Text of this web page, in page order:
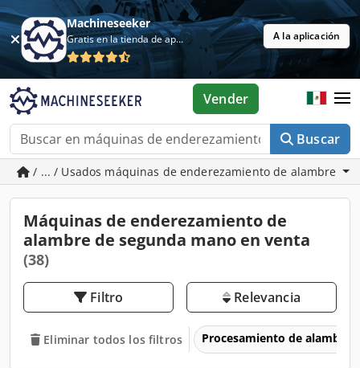
Machineseeker
Gratis en la tienda de aplicaciones A la aplicación
Buscar
Vender
/ ... / Usados máquinas de enderezamiento de alambre
Máquinas de enderezamiento de
alambre de segunda mano en venta
(38)
Filtro Relevancia
Eliminar todos los filtros Procesamiento de alambre